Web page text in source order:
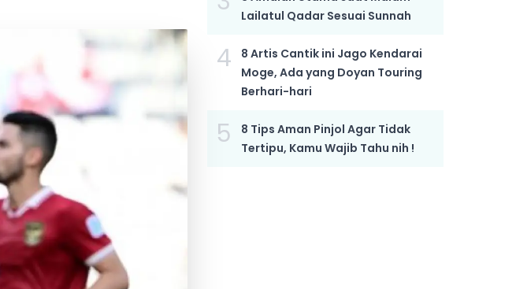
Lailatul Qadar Sesuai Sunnah
4
8 Artis Cantik ini Jago Kendarai
Moge, Ada yang Doyan Touring
Berhari-hari
5
8 Tips Aman Pinjol Agar Tidak
Tertipu, Kamu Wajib Tahu nih !